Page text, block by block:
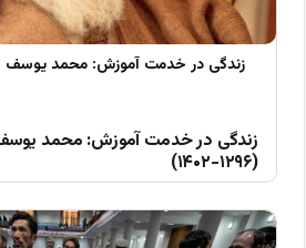
زندگی در خدمت آموزش: محمد
(۱۲۹۶-۱۴۰۲)